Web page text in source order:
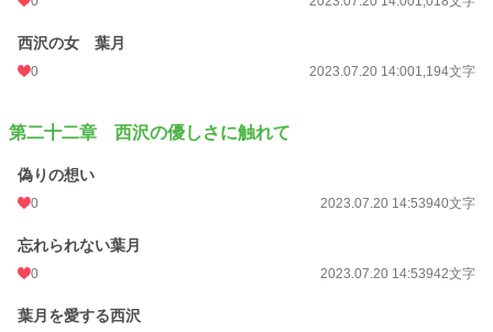
西沢の女 葉月
0 2023.07.20 14:001,194文字
第二十二章 西沢の優しさに触れて
偽りの想い
0 2023.07.20 14:53940文字
忘れられない葉月
0 2023.07.20 14:53942文字
葉月を愛する西沢